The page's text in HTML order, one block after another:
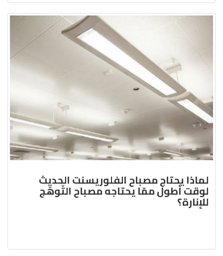
لماذا يحتاج مصباح الفلوريسنت الحديث
لوقت أطول ممّا يحتاجه مصباح التّوهّج
للإنارة؟